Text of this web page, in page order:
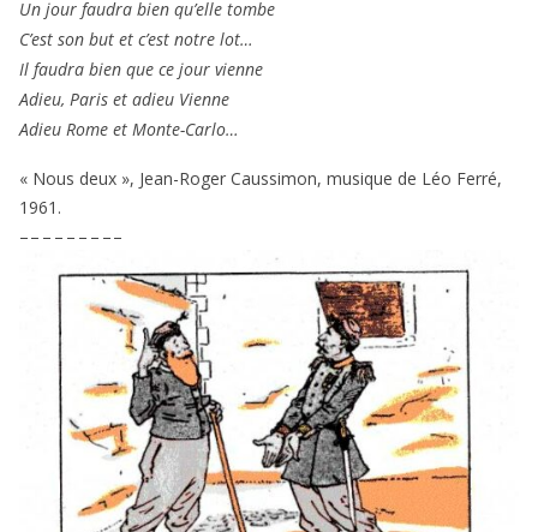
Un jour fau­dra bien qu’elle tombe
C’est son but et c’est notre lot…
Il fau­dra bien que ce jour vienne
Adieu, Paris et adieu Vienne
Adieu Rome et Monte-Carlo…
« Nous deux », Jean-Roger Caussimon, musique de Léo Ferré,
1961 .
– – – – – – – – –